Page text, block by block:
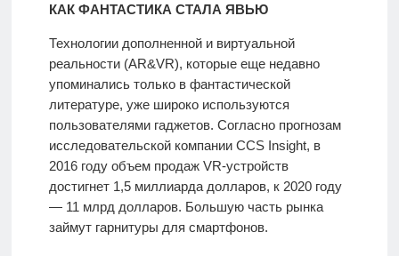
КАК ФАНТАСТИКА СТАЛА ЯВЬЮ
Технологии дополненной и виртуальной
реальности (AR&VR), которые еще недавно
упоминались только в фантастической
литературе, уже широко используются
пользователями гаджетов. Согласно прогнозам
исследовательской компании CCS Insight, в
2016 году объем продаж VR-устройств
достигнет 1,5 миллиарда долларов, к 2020 году
— 11 млрд долларов. Большую часть рынка
займут гарнитуры для смартфонов.